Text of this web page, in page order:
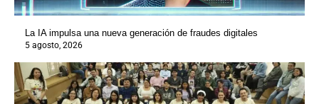
La IA impulsa una nueva generación de fraudes digitales
5 agosto, 2026